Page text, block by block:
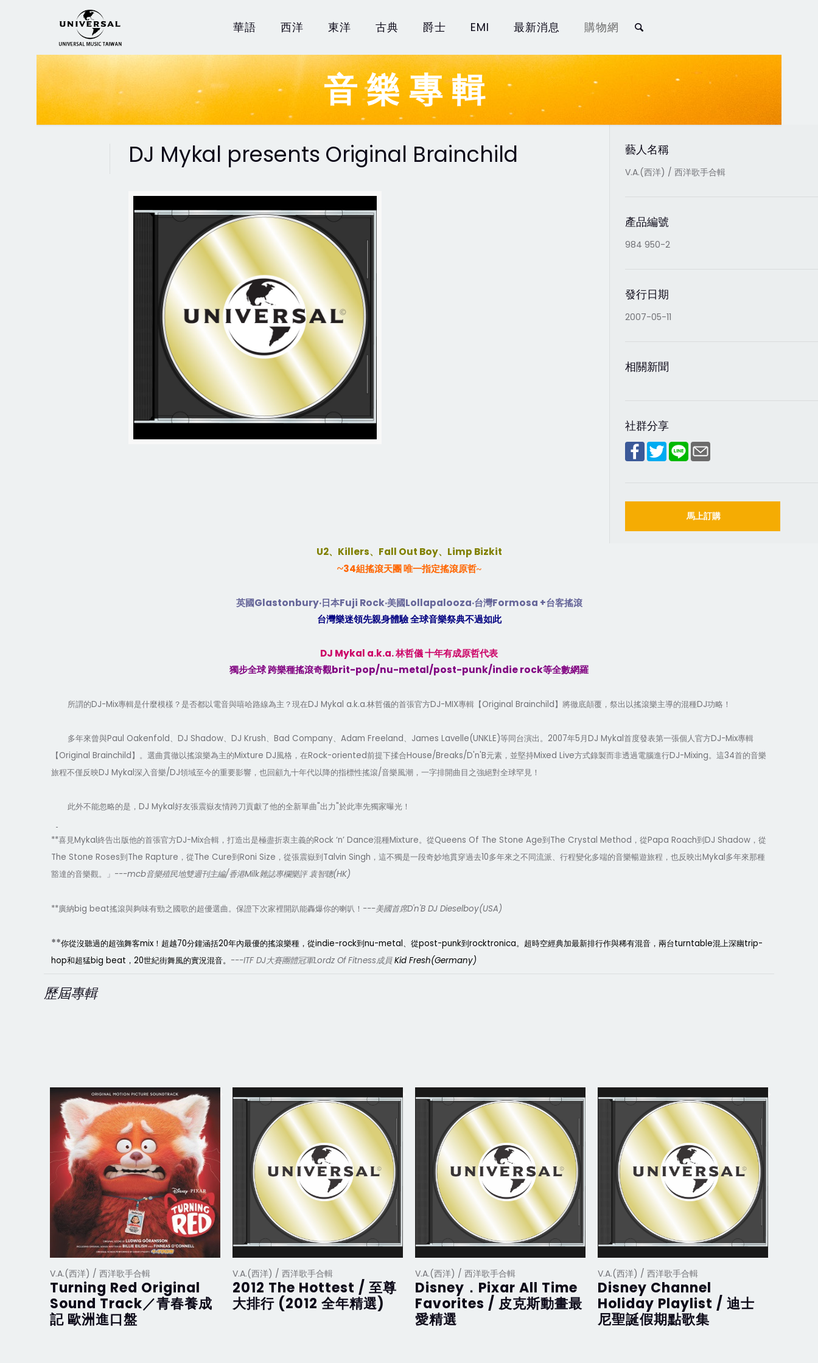
華語 西洋 東洋 古典 爵士 EMI 最新消息 購物網
音樂專輯
DJ Mykal presents Original Brainchild 藝人名稱
V.A.(西洋) / 西洋歌手合輯
產品編號
984 950-2
發行日期
2007-05-11
相關新聞
社群分享
馬上訂購
U2、 Killers、 Fall Out Boy、 Limp Bizkit
~34組搖滾天團 唯一指定搖滾原哲~
英國Glastonbury‧日本Fuji Rock‧美國Lollapalooza‧台灣Formosa +台客搖滾
台灣樂迷領先親身體驗 全球音樂祭典不過如此
DJ Mykal a.k.a.林哲儀十年有成原哲代表
獨步全球跨樂種搖滾奇觀brit-pop/nu-metal/post-punk/indie rock等全數網羅
所謂的DJ-Mix專輯是什麼模樣 ？ 是否都以電音與嘻哈路線為主 ？ 現在DJ Mykal a.k.a.林哲儀的首張官方DJ-MIX專輯【 Original Brainchild 】將徹底顛覆，祭出以搖滾樂主導的混種DJ功略 ！
多年來曾與Paul Oakenfold、 DJ Shadow、 DJ Krush、 Bad Company、 Adam Freeland、 James Lavelle(UNKLE)等同台演出。 2007年5 月 DJ Mykal首度發表第一張個人官方DJ-Mix專輯
【 Original Brainchild 】。選曲貫徹以搖滾樂為主的Mixture DJ風格，在Rock-oriented前提下揉合House/Breaks/D'n'B元素，並堅持Mixed Live方式錄製而非透過電腦進行DJ-Mixing。這34首的音樂
旅程不僅反映DJ Mykal深入音樂/DJ領域至今的重要影響，也回顧九十年代以降的指標性搖滾/音樂風潮，一字排開曲目之強絕對全球罕見 ！
此外不能忽略的是， DJ Mykal好友張震嶽友情跨刀貢獻了他的全新單曲"出力"於此率先獨家曝光！
**喜見Mykal終告出版他的首張官方DJ-Mix合輯 ， 打造出是極盡折衷主義的Rock ‘n’ Dance混種Mixture。從Queens Of The Stone Age到 The Crystal Method ，從Papa Roach到 DJ Shadow ，從
The Stone Roses到 The Rapture ，從The Cure到 Roni Size ，從張震嶽到 Talvin Singh ，這不獨是一段奇妙地貫穿過去10多年來之不同流派、行程變化多端的音樂暢遊旅程，也反映出Mykal多年來那種
豁達的音樂觀。」 ---mcb音樂殖民地雙週刊主編/香港Milk雜誌專欄樂評 袁智聰(HK)
**廣納big beat搖滾與夠味有勁之國歌的超優選曲。保證下次家裡開趴能轟爆你的喇叭！ ---美國首席D'n'B DJ Dieselboy(USA)
**你從沒聽過的超強舞客mix ！超越70分鐘涵括20年內最優的搖滾樂種，從indie-rock到 nu-metal、從post-punk到 rocktronica。超時空經典加最新排行作與稀有混音，兩台turntable混上深幽trip-
hop和超猛big beat ， 20世紀街舞風的實況混音。 ---ITF DJ大賽團體冠軍Lordz Of Fitness成員 Kid Fresh(Germany)
歷屆專輯
V.A.(西洋) / 西洋歌手合輯
Turning Red Original
Sound Track／青春養成
記 歐洲進口盤
V.A.(西洋) / 西洋歌手合輯
2012 The Hottest / 至尊
大排行 (2012 全年精選)
V.A.(西洋) / 西洋歌手合輯
Disney．Pixar All Time
Favorites / 皮克斯動畫最
愛精選
V.A.(西洋) / 西洋歌手合輯
Disney Channel
Holiday Playlist / 迪士
尼聖誕假期點歌集